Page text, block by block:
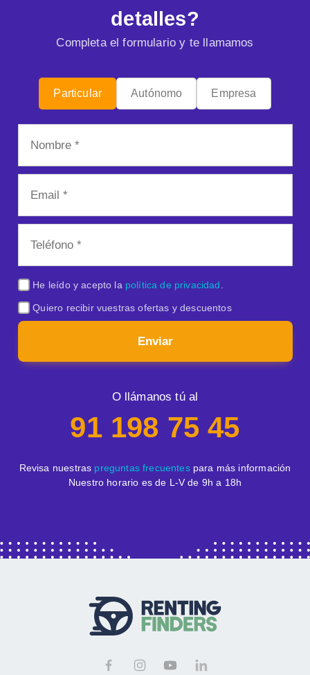
detalles?
Completa el formulario y te llamamos
Particular Autónomo Empresa
He leído y acepto la política de privacidad
Quiero recibir vuestras ofertas y descuentos
Enviar
O llámanos tú al
91 198 75 45
Revisa nuestras preguntas frecuentespara más información
Nuestro horario es de L-V de 9h a 18h